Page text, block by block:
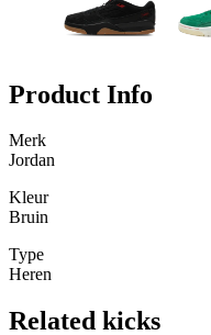
Product Info
Merk
Jordan
Kleur
Bruin
Type
Heren
Related kicks